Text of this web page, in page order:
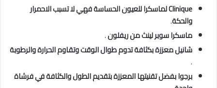
Clinique لماسكرا للعيون الحساسة فهي لا تسبب الاحمرار
والحكة.
ماسكرا سوبر لينث من ريفلون.
شانيل معززة بكثافة تدوم طوال الوقت وتقاوم الحرارة والرطوبة
.
برجوا بفضل تقنيتها المعززة بتقديم الطول والكثافة في فرشاة